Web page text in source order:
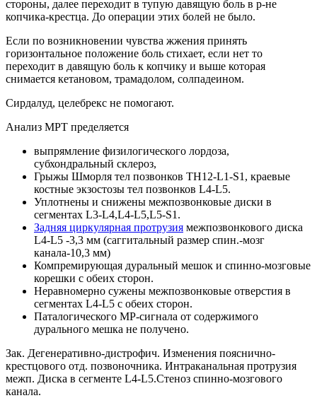
стороны, далее переходит в тупую давящую боль в р-не
копчика-крестца. До операции этих болей не было.
Если по возникновении чувства жжения принять
горизонтальное положение боль стихает, если нет то
переходит в давящую боль к копчику и выше которая
снимается кетановом, трамадолом, солпадеином.
Сирдалуд, целебрекс не помогают.
Анализ МРТ пределяется
выпрямление физилогического лордоза,
субхондральный склероз,
Грыжы Шморля тел позвонков TH12-L1-S1, краевые
костные экзостозы тел позвонков L4-L5.
Уплотнены и снижены межпозвонковые диски в
сегментах L3-L4,L4-L5,L5-S1.
Задняя циркулярная протрузия межпозвонкового диска
L4-L5 -3,3 мм (саггитальный размер спин.-мозг
канала-10,3 мм)
Компремирующая дуральный мешок и спинно-мозговые
корешки с обеих сторон.
Неравномерно сужены межпозвонковые отверстия в
сегментах L4-L5 с обеих сторон.
Паталогического МР-сигнала от содержимого
дурального мешка не получено.
Зак. Дегенеративно-дистрофич. Изменения пояснично-
крестцового отд. позвоночника. Интраканальная протрузия
межп. Диска в сегменте L4-L5.Стеноз спинно-мозгового
канала.